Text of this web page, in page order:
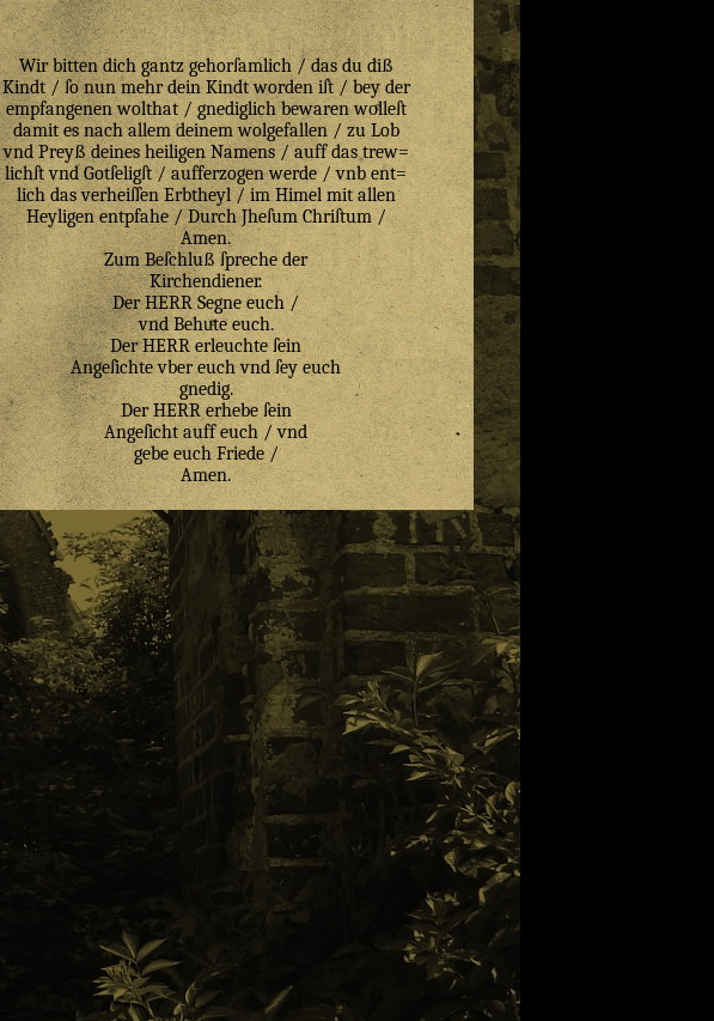
Wir bitten dich gantz gehorſamlich / das du diß
Kindt / ſo nun mehr dein Kindt worden iſt / bey der
empfangenen wolthat / gnediglich bewaren woͤlleſt
damit es nach allem deinem wolgefallen / zu Lob
vnd Preyß deines heiligen Namens / auff das trew=
lichſt vnd Gotſeligſt / aufferzogen werde / vnb ent=
lich das verheiſſen Erbtheyl / im Himel mit allen
Heyligen entpfahe / Durch Jheſum Chriſtum /
Amen.
Zum Beſchluß ſpreche der
Kirchendiener.
Der HERR Segne euch /
vnd Behuͤte euch.
Der HERR erleuchte ſein
Angeſichte vber euch vnd ſey euch
gnedig.
Der HERR erhebe ſein
Angeſicht auff euch / vnd
gebe euch Friede /
Amen.